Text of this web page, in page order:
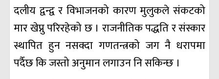
दलीय द्वन्द्व र विभाजनको कारण मुलुकले संकटको
मार खेप्नु परिरहेको छ । राजनीतिक पद्धति र संस्कार
स्थापित हुन नसक्दा गणतन्त्रको जग नै धरापमा
पर्दैछ कि जस्तो अनुमान लगाउन नि सकिन्छ ।